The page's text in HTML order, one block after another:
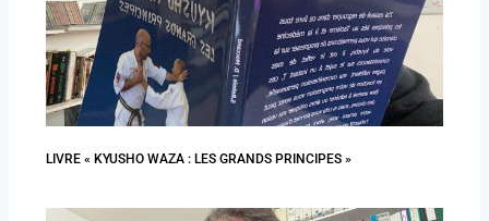
LIVRE « KYUSHO WAZA : LES GRANDS PRINCIPES »